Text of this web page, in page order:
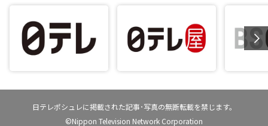
日テレポシュレに掲載された記事･写真の無断転載を禁じます。
©Nippon Television Network Corporation